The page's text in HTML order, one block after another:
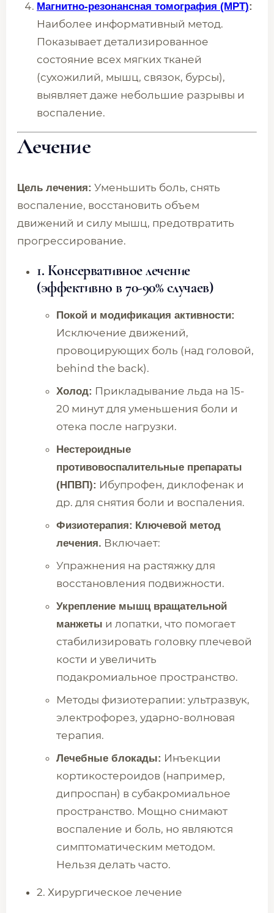
Магнитно-резонансная томография (МРТ):
Наиболее информативный метод.
Показывает детализированное
состояние всех мягких тканей
(сухожилий, мышц, связок, бурсы),
выявляет даже небольшие разрывы и
воспаление.
Лечение
Цель лечения: Уменьшить боль, снять
воспаление, восстановить объем
движений и силу мышц, предотвратить
прогрессирование.
1. Консервативное лечение
(эффективно в 70-90% случаев)
Покой и модификация активности:
Исключение движений,
провоцирующих боль (над головой,
behind the back).
Холод: Прикладывание льда на 15-
20 минут для уменьшения боли и
отека после нагрузки.
Нестероидные
противовоспалительные препараты
(НПВП): Ибупрофен, диклофенак и
др. для снятия боли и воспаления.
Физиотерапия: Ключевой метод
лечения. Включает:
Упражнения на растяжку для
восстановления подвижности.
Укрепление мышц вращательной
манжеты и лопатки, что помогает
стабилизировать головку плечевой
кости и увеличить
подакромиальное пространство.
Методы физиотерапии: ультразвук,
электрофорез, ударно-волновая
терапия.
Лечебные блокады: Инъекции
кортикостероидов (например,
дипроспан) в субакромиальное
пространство. Мощно снимают
воспаление и боль, но являются
симптоматическим методом.
Нельзя делать часто.
2. Хирургическое лечение